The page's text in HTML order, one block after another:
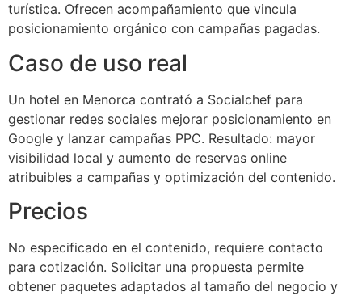
turística. Ofrecen acompañamiento que vincula
posicionamiento orgánico con campañas pagadas.
Caso de uso real
Un hotel en Menorca contrató a Socialchef para
gestionar redes sociales mejorar posicionamiento en
Google y lanzar campañas PPC. Resultado: mayor
visibilidad local y aumento de reservas online
atribuibles a campañas y optimización del contenido.
Precios
No especificado en el contenido, requiere contacto
para cotización. Solicitar una propuesta permite
obtener paquetes adaptados al tamaño del negocio y